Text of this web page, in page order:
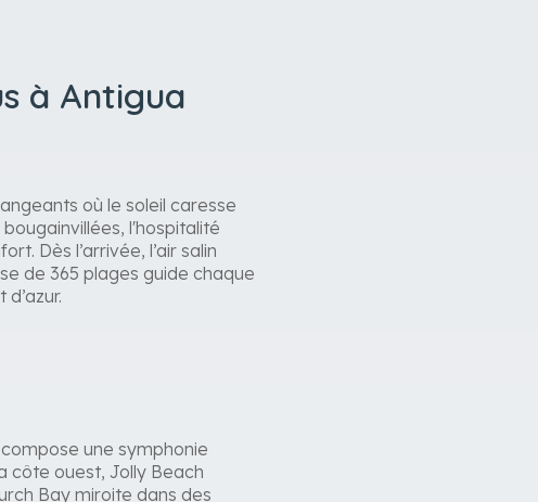
à Antigua
où le soleil caresse
l'hospitalité
Dès l’arrivée, l’air salin
de 365 plages guide chaque
une symphonie
côte ouest, Jolly Beach
Bay miroite dans des